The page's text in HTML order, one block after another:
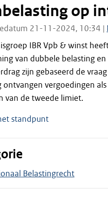
op
21-11-2024, 10:34 |
IBR Vpb & winst
van dubbele belasting
zijn gebaseerd de
ontvangen vergoedingen
van de tweede limiet.
standpunt
Belastingrecht